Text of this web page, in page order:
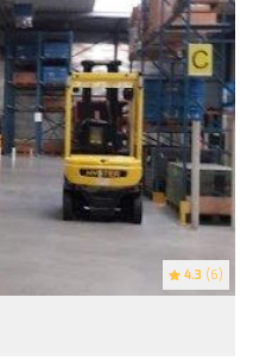
4.3 (6)